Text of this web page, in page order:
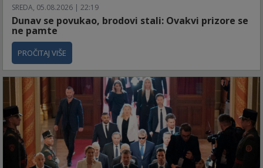
SREDA, 05.08.2026 | 22:19
Dunav se povukao, brodovi stali: Ovakvi prizore se
ne pamte
PROČITAJ VIŠE